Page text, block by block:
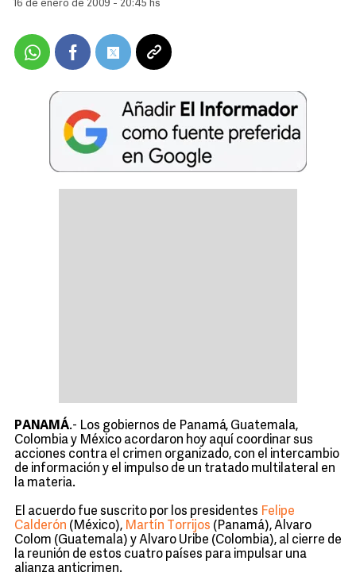
16 de enero de 2009 - 20:45 hs
PANAMÁ.- Los gobiernos de Panamá, Guatemala,
Colombia y México acordaron hoy aquí coordinar sus
acciones contra el crimen organizado, con el intercambio
de información y el impulso de un tratado multilateral en
la materia.
El acuerdo fue suscrito por los presidentes Felipe
Calderón (México), Martín Torrijos (Panamá), Alvaro
Colom (Guatemala) y Alvaro Uribe (Colombia), al cierre de
la reunión de estos cuatro países para impulsar una
alianza anticrimen.